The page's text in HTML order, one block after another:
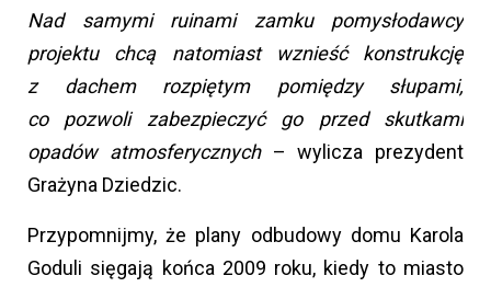
Nad samymi ruinami zamku pomysłodawcy
projektu chcą natomiast wznieść konstrukcję
z dachem rozpiętym pomiędzy słupami,
co pozwoli zabezpieczyć go przed skutkami
opadów atmosferycznych– wylicza prezydent
Grażyna Dziedzic.
Przypomnijmy, że plany odbudowy domu Karola
Goduli sięgają końca 2009 roku, kiedy to miasto